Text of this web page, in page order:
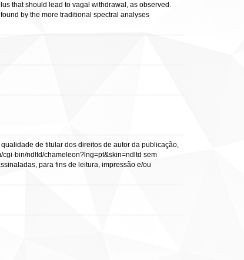
that should lead to vagal withdrawal, as observed.
by the more traditional spectral analyses
de titular dos direitos de autor da publicação,
cgi-bin/ndltd/chameleon?lng=pt&skin=ndltd sem
para fins de leitura, impressão e/ou